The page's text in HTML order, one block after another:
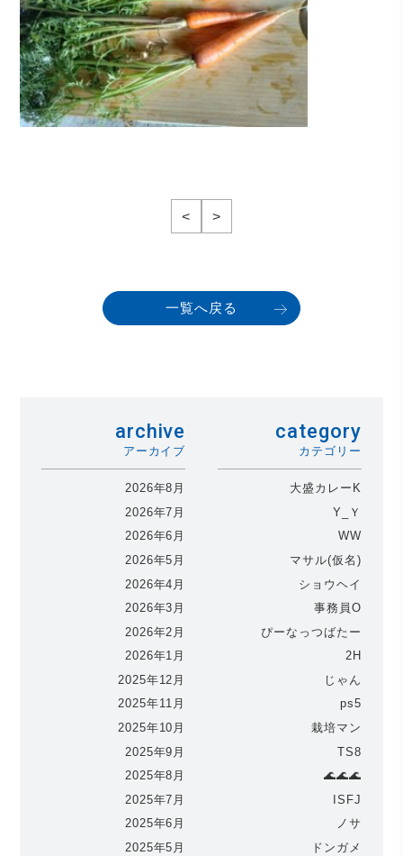
< >
一覧へ戻る
archive
アーカイブ
2026年8月
2026年7月
2026年6月
2026年5月
2026年4月
2026年3月
2026年2月
2026年1月
2025年12月
2025年11月
2025年10月
2025年9月
2025年8月
2025年7月
2025年6月
2025年5月
category
カテゴリー
大盛カレーK
Y_Ｙ
WW
マサル(仮名)
ショウヘイ
事務員O
ぴーなっつばたー
2H
じゃん
ps5
栽培マン
TS8
🌊🌊🌊
ISFJ
ノサ
ドンガメ